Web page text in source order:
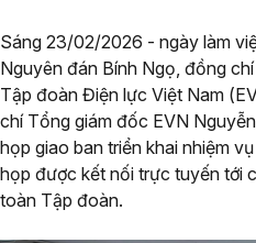
Sáng 23/02/2026 - ngày làm
Nguyên đán Bính Ngọ, đồng
Tập đoàn Điện lực Việt Nam
chí Tổng giám đốc EVN
họp giao ban triển khai nhiệm
họp được kết nối trực tuyến tới
toàn Tập đoàn.